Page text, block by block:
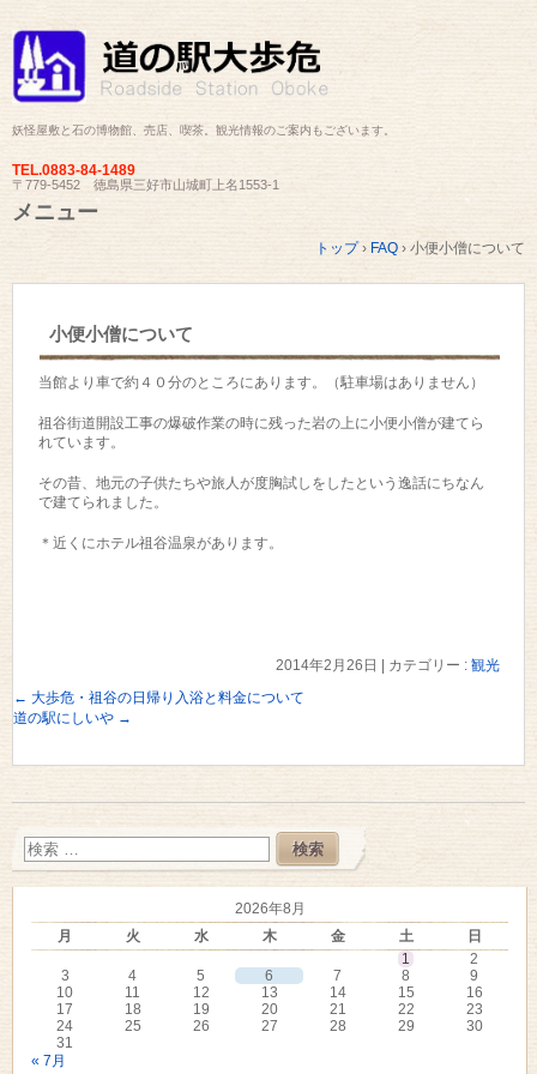
妖怪屋敷と石の博物館、売店、喫茶。観光情報のご案内もございます。
TEL.0883-84-1489
〒779-5452 徳島県三好市山城町上名1553-1
メニュー
トップ › FAQ › 小便小僧について
小便小僧について
当館より車で約４０分のところにあります。（駐車場はありません）
祖谷街道開設工事の爆破作業の時に残った岩の上に小便小僧が建てら
れています。
その昔、地元の子供たちや旅人が度胸試しをしたという逸話にちなん
で建てられました。
＊近くにホテル祖谷温泉があります。
2014年2月26日 カテゴリー : 観光
← 大歩危・祖谷の日帰り入浴と料金について
道の駅にしいや →
2026年8月
月
火 水 木 金 土
日
1
2
3
4 5 6 7 8
9
10
11 12 13 14 15
16
17
18 19 20 21 22
23
24
25 26 27 28 29
30
31
« 7月